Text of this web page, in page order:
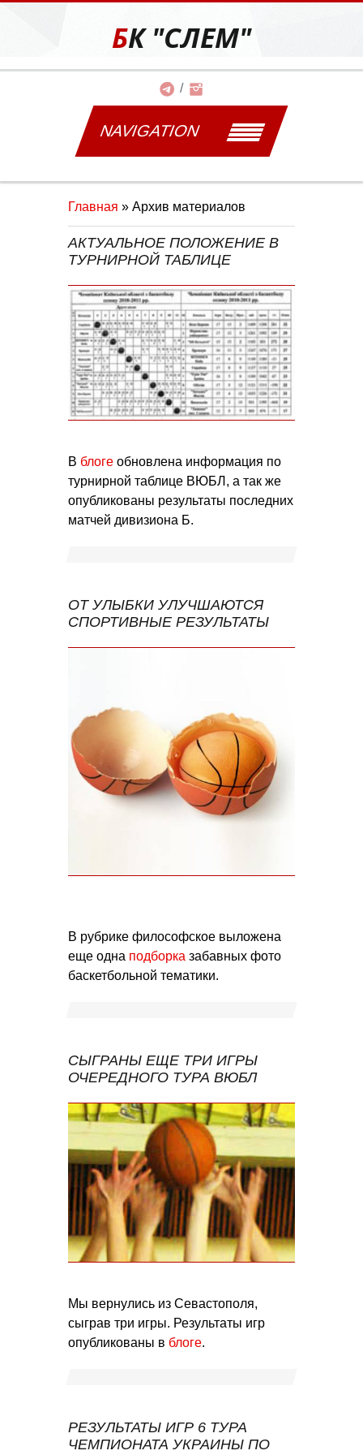
БК "СЛЕМ"
NAVIGATION
Главная » Архив материалов
АКТУАЛЬНОЕ ПОЛОЖЕНИЕ В
ТУРНИРНОЙ ТАБЛИЦЕ
В блоге обновлена информация по
турнирной таблице ВЮБЛ, а так же
опубликованы результаты последних
матчей дивизиона Б.
ОТ УЛЫБКИ УЛУЧШАЮТСЯ
СПОРТИВНЫЕ РЕЗУЛЬТАТЫ
В рубрике философское выложена
еще одна подборка забавных фото
баскетбольной тематики.
СЫГРАНЫ ЕЩЕ ТРИ ИГРЫ
ОЧЕРЕДНОГО ТУРА ВЮБЛ
Мы вернулись из Севастополя,
сыграв три игры. Результаты игр
опубликованы в блоге.
РЕЗУЛЬТАТЫ ИГР 6 ТУРА
ЧЕМПИОНАТА УКРАИНЫ ПО